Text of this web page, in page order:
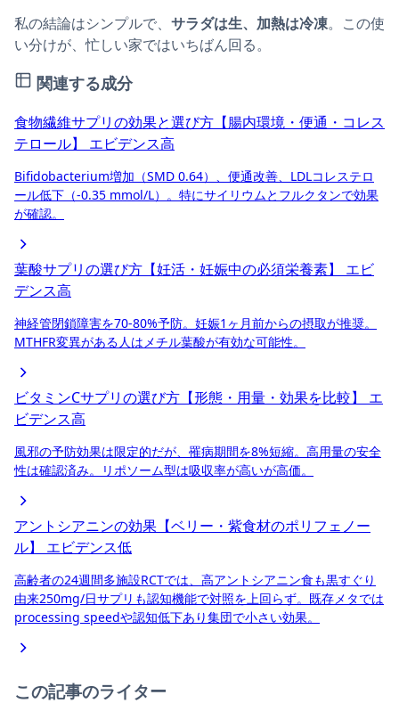
私の結論はシンプルで、 サラダは生、加熱は冷凍。この使
い分けが、忙しい家ではいちばん回る。
関連する成分
食物繊維サプリの効果と選び方【腸内環境・便通・コレス
テロール】
エビデンス高
Bifidobacterium増加（SMD 0.64）、便通改善、LDLコレステロ
ール低下（-0.35 mmol/L）。特にサイリウムとフルクタンで効果
が確認。
葉酸サプリの選び方【妊活・妊娠中の必須栄養素】
エビ
デンス高
神経管閉鎖障害を70-80%予防。妊娠1ヶ月前からの摂取が推奨。
MTHFR変異がある人はメチル葉酸が有効な可能性。
ビタミンCサプリの選び方【形態・用量・効果を比較】
エ
ビデンス高
風邪の予防効果は限定的だが、罹病期間を8%短縮。高用量の安全
性は確認済み。リポソーム型は吸収率が高いが高価。
アントシアニンの効果【ベリー・紫食材のポリフェノー
ル】
エビデンス低
高齢者の24週間多施設RCTでは、高アントシアニン食も黒すぐり
由来250mg/日サプリも認知機能で対照を上回らず。既存メタでは
processing speedや認知低下あり集団で小さい効果。
この記事のライター